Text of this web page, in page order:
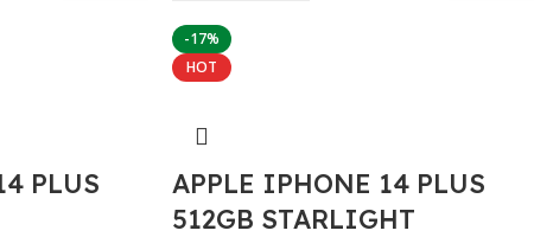
PLUS
-17%
HOT
APPLE IPHONE 14 PLUS
512GB STARLIGHT